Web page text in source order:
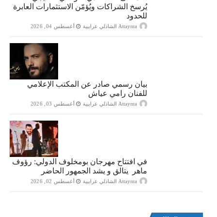
يُرسخ الشراكات ويُؤمّن الاستثمارات العابرة
للحدود
Attayma الشاذلي عرايبية أغسطس 04, 2026
بيان رسمي صادر عن المكتب الإعلامي
للفنان رامي عياش
Attayma الشاذلي عرايبية أغسطس 03, 2026
في افتتاح مهرجان بومخلوف الدولي: رؤوف
ماهر يتالق و يشد الجمهور الحاضر
Attayma الشاذلي عرايبية أغسطس 02, 2026